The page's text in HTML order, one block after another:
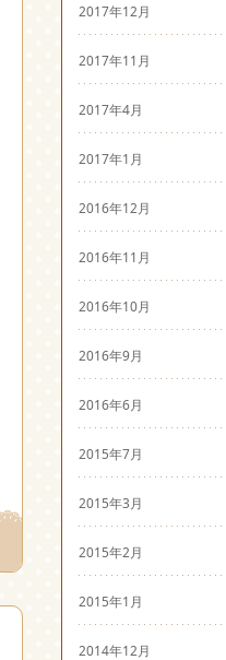
2017年12月
2017年11月
2017年4月
2017年1月
2016年12月
2016年11月
2016年10月
2016年9月
2016年6月
2015年7月
2015年3月
2015年2月
2015年1月
2014年12月